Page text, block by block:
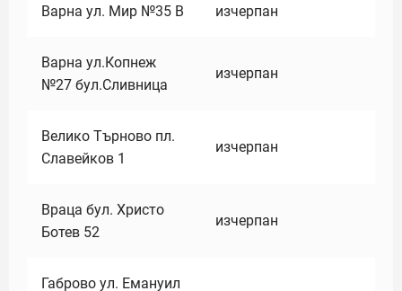
Варна ул. Мир №35 В изчерпан
Варна ул.Копнеж
№27 бул.Сливница
изчерпан
Велико Търново пл.
Славейков 1
изчерпан
Враца бул. Христо
Ботев 52
изчерпан
Габрово ул. Емануил